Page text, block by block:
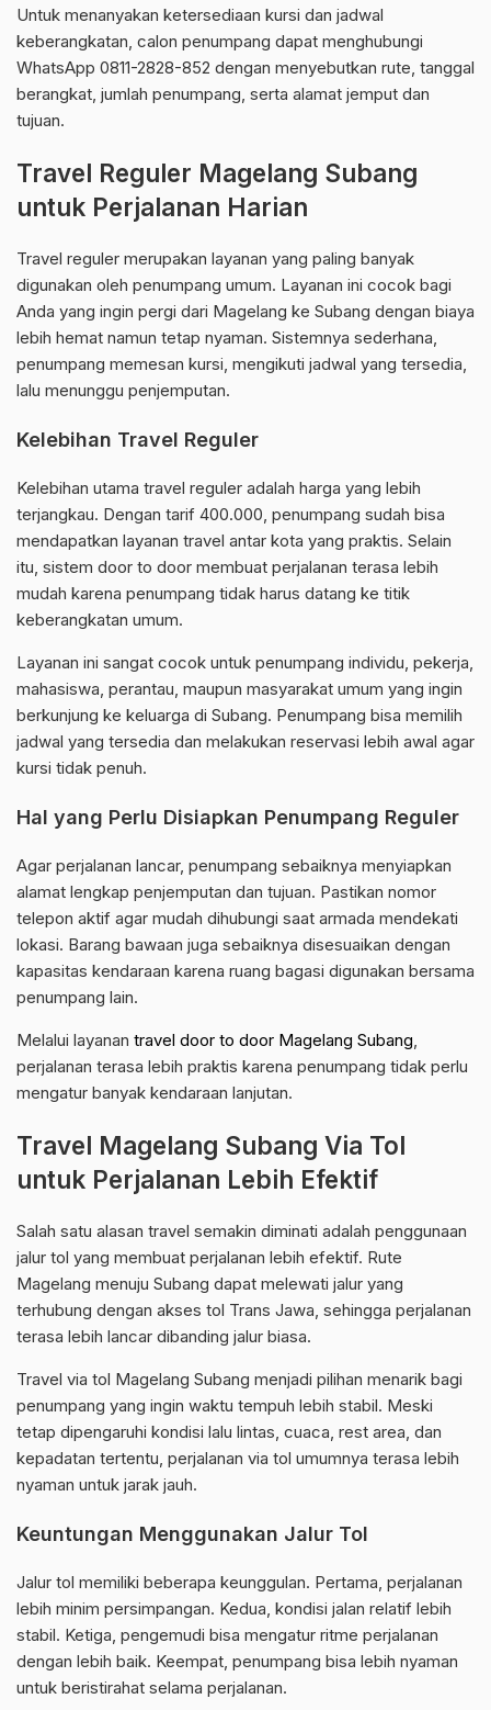
Untuk menanyakan ketersediaan kursi dan jadwal
keberangkatan, calon penumpang dapat menghubungi
WhatsApp 0811-2828-852 dengan menyebutkan rute, tanggal
berangkat, jumlah penumpang, serta alamat jemput dan
tujuan.
Travel Reguler Magelang Subang
untuk Perjalanan Harian
Travel reguler merupakan layanan yang paling banyak
digunakan oleh penumpang umum. Layanan ini cocok bagi
Anda yang ingin pergi dari Magelang ke Subang dengan biaya
lebih hemat namun tetap nyaman. Sistemnya sederhana,
penumpang memesan kursi, mengikuti jadwal yang tersedia,
lalu menunggu penjemputan.
Kelebihan Travel Reguler
Kelebihan utama travel reguler adalah harga yang lebih
terjangkau. Dengan tarif 400.000, penumpang sudah bisa
mendapatkan layanan travel antar kota yang praktis. Selain
itu, sistem door to door membuat perjalanan terasa lebih
mudah karena penumpang tidak harus datang ke titik
keberangkatan umum.
Layanan ini sangat cocok untuk penumpang individu, pekerja,
mahasiswa, perantau, maupun masyarakat umum yang ingin
berkunjung ke keluarga di Subang. Penumpang bisa memilih
jadwal yang tersedia dan melakukan reservasi lebih awal agar
kursi tidak penuh.
Hal yang Perlu Disiapkan Penumpang Reguler
Agar perjalanan lancar, penumpang sebaiknya menyiapkan
alamat lengkap penjemputan dan tujuan. Pastikan nomor
telepon aktif agar mudah dihubungi saat armada mendekati
lokasi. Barang bawaan juga sebaiknya disesuaikan dengan
kapasitas kendaraan karena ruang bagasi digunakan bersama
penumpang lain.
Melalui layanan travel door to door Magelang Subang,
perjalanan terasa lebih praktis karena penumpang tidak perlu
mengatur banyak kendaraan lanjutan.
Travel Magelang Subang Via Tol
untuk Perjalanan Lebih Efektif
Salah satu alasan travel semakin diminati adalah penggunaan
jalur tol yang membuat perjalanan lebih efektif. Rute
Magelang menuju Subang dapat melewati jalur yang
terhubung dengan akses tol Trans Jawa, sehingga perjalanan
terasa lebih lancar dibanding jalur biasa.
Travel via tol Magelang Subang menjadi pilihan menarik bagi
penumpang yang ingin waktu tempuh lebih stabil. Meski
tetap dipengaruhi kondisi lalu lintas, cuaca, rest area, dan
kepadatan tertentu, perjalanan via tol umumnya terasa lebih
nyaman untuk jarak jauh.
Keuntungan Menggunakan Jalur Tol
Jalur tol memiliki beberapa keunggulan. Pertama, perjalanan
lebih minim persimpangan. Kedua, kondisi jalan relatif lebih
stabil. Ketiga, pengemudi bisa mengatur ritme perjalanan
dengan lebih baik. Keempat, penumpang bisa lebih nyaman
untuk beristirahat selama perjalanan.